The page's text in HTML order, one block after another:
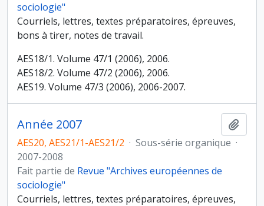
sociologie"
Courriels, lettres, textes préparatoires, épreuves,
bons à tirer, notes de travail.
AES18/1. Volume 47/1 (2006), 2006.
AES18/2. Volume 47/2 (2006), 2006.
AES19. Volume 47/3 (2006), 2006-2007.
Année 2007
AES20, AES21/1-AES21/2 · Sous-série organique ·
2007-2008
Fait partie de Revue "Archives européennes de
sociologie"
Courriels, lettres, textes préparatoires, épreuves,